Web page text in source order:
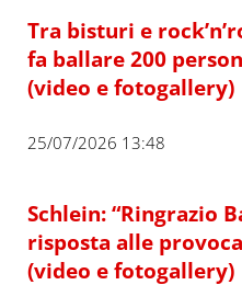
Tra bisturi e
fa ballare 200
(video e fotogallery)
25/07/2026 13:48
Schlein: “Ringrazio
risposta alle
(video e fotogallery)